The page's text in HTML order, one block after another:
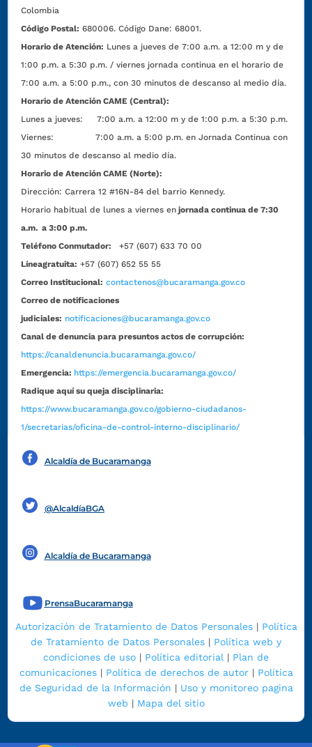
Colombia
Código Postal: 680006. Código Dane: 68001.
Horario de Atención: Lunes a jueves de 7:00 a.m. a 12:00 m y de
1:00 p.m. a 5:30 p.m. / viernes jornada continua en el horario de
7:00 a.m. a 5:00 p.m., con 30 minutos de descanso al medio día.
Horario de Atención CAME (Central):
Lunes a jueves: 7:00 a.m. a 12:00 m y de 1:00 p.m. a 5:30 p.m.
Viernes: 7:00 a.m. a 5:00 p.m. en Jornada Continua con
30 minutos de descanso al medio día.
Horario de Atención CAME (Norte):
Dirección:Carrera 12 #16N-84 del barrio Kennedy.
Horario habitual de lunes a viernes en jornada continua de 7:30
a.m. a 3:00 p.m.
Teléfono Conmutador:
+57 (607) 633 70 00
Líneagratuita: +57 (607) 652 55 55
Correo Institucional: contactenos@bucaramanga.gov.co
Correo de notificaciones
judiciales: notificaciones@bucaramanga.gov.co
Canal de denuncia para presuntos actos de corrupción:
https://canaldenuncia.bucaramanga.gov.co/
Emergencia: https://emergencia.bucaramanga.gov.co/
Radique aquí su queja disciplinaria:
https://www.bucaramanga.gov.co/gobierno-ciudadanos-
1/secretarias/oficina-de-control-interno-disciplinario/
Alcaldía de Bucaramanga
@AlcaldíaBGA
Alcaldía de Bucaramanga
PrensaBucaramanga
Autorización de Tratamiento de Datos Personales| Política
de Tratamiento de Datos Personales | Política web y
condiciones de uso | Política editorial | Plan de
comunicaciones| Política de derechos de autor| Política
de Seguridad de la Información | Uso y monitoreo pagina
web | Mapa del sitio